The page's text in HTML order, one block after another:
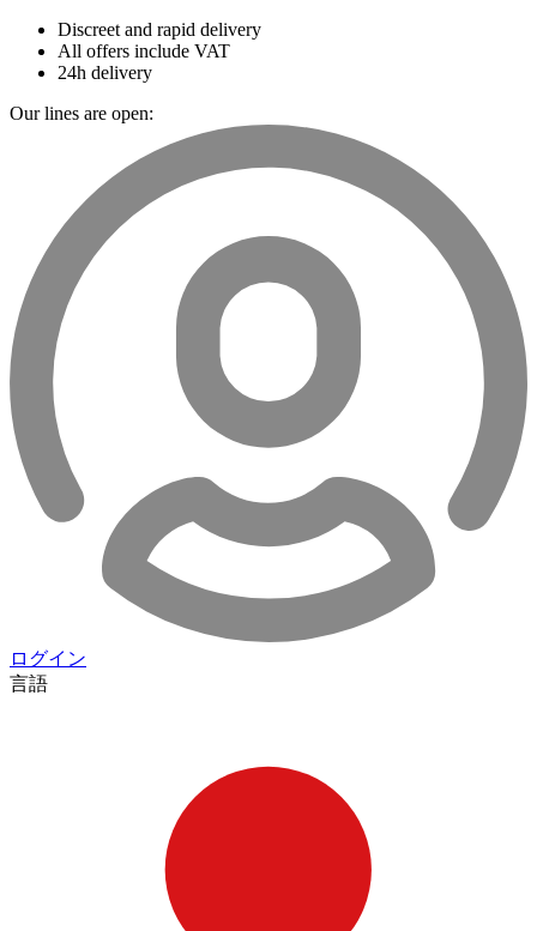
Discreet and rapid delivery
All offers include VAT
24h delivery
Our lines are open:
ログイン
言語